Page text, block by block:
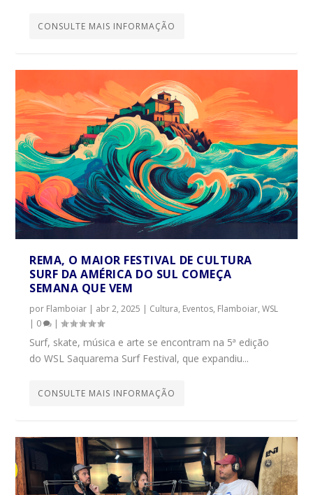
CONSULTE MAIS INFORMAÇÃO
REMA, O MAIOR FESTIVAL DE CULTURA
SURF DA AMÉRICA DO SUL COMEÇA
SEMANA QUE VEM
por Flamboiar | abr 2, 2025 | Cultura, Eventos, Flamboiar,WSL
| 0 |
Surf, skate, música e arte se encontram na 5ª edição
do WSL Saquarema Surf Festival, que expandiu...
CONSULTE MAIS INFORMAÇÃO